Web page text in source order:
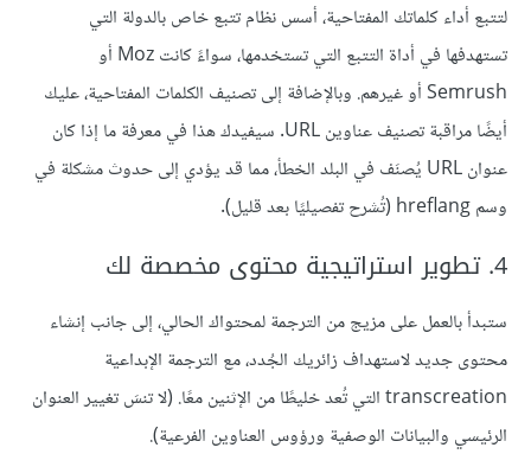
لتتبع أداء كلماتك المفتاحية، أسس نظام تتبع خاص بالدولة التي
تستهدفها في أداة التتبع التي تستخدمها، سواءً كانت Moz أو
Semrush أو غيرهم. وبالإضافة إلى تصنيف الكلمات المفتاحية، عليك
أيضًا مراقبة تصنيف عناوين URL. سيفيدك هذا في معرفة ما إذا كان
عنوان URL يُصنَف في البلد الخطأ، مما قد يؤدي إلى حدوث مشكلة في
وسم hreflang (تُشرح تفصيليًا بعد قليل).
4. تطوير استراتيجية محتوى مخصصة لك
ستبدأ بالعمل على مزيج من الترجمة لمحتواك الحالي، إلى جانب إنشاء
محتوى جديد لاستهداف زائريك الجُدد، مع الترجمة الإبداعية
transcreation التي تُعد خليطًا من الإثنين معًا. (لا تنسَ تغيير العنوان
الرئيسي والبيانات الوصفية ورؤوس العناوين الفرعية).